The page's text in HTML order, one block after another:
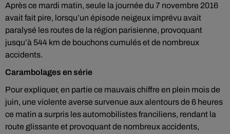
Après ce mardi matin, seule la journée du 7 novembre 2016
avait fait pire, lorsqu’un épisode neigeux imprévu avait
paralysé les routes de la région parisienne, provoquant
jusqu’à 544 km de bouchons cumulés et de nombreux
accidents.
Carambolages en série
Pour expliquer, en partie ce mauvais chiffre en plein mois de
juin, une violente averse survenue aux alentours de 6 heures
ce matin a surpris les automobilistes franciliens, rendant la
route glissante et provoquant de nombreux accidents,